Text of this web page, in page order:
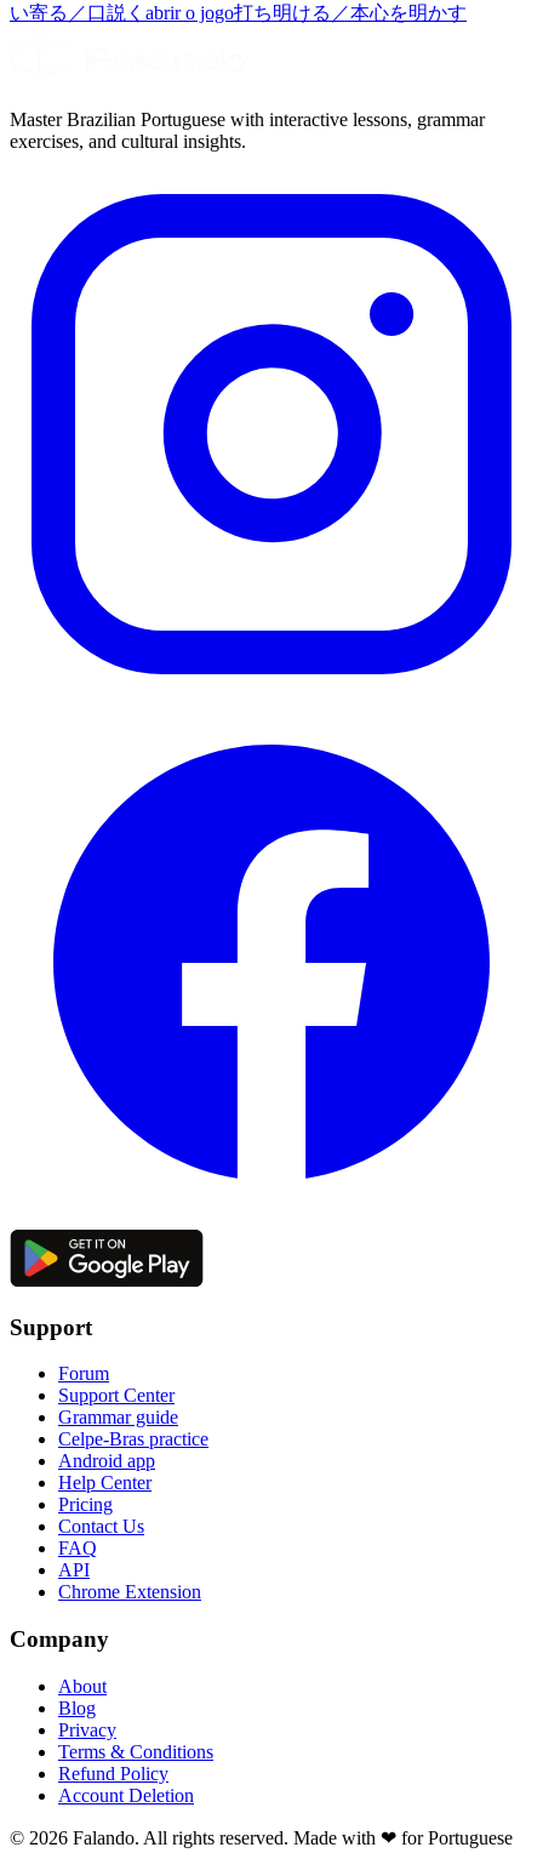
い寄る／口説く abrir o jogo打ち明ける／本心を明かす
Master Brazilian Portuguese with interactive lessons, grammar
exercises, and cultural insights.
Support
Forum
Support Center
Grammar guide
Celpe-Bras practice
Android app
Help Center
Pricing
Contact Us
FAQ
API
Chrome Extension
Company
About
Blog
Privacy
Terms & Conditions
Refund Policy
Account Deletion
© 2026 Falando. All rights reserved. Made with ❤ for Portuguese